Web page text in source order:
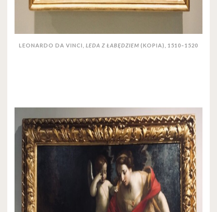
LEONARDO DA VINCI, LEDA Z ŁABĘDZIEM (KOPIA), 1510–1520